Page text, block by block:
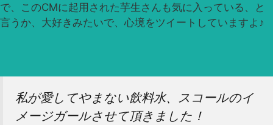
で、このCMに起用された芋生さんも気に入っている、と
言うか、大好きみたいで、心境をツイートしていますよ♪
私が愛してやまない飲料水、スコールのイ
メージガールさせて頂きました！